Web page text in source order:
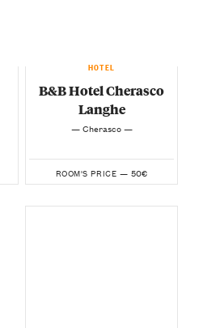
HOTEL
B&B Hotel Cherasco
Langhe
— Cherasco —
ROOM'S PRICE — 50€